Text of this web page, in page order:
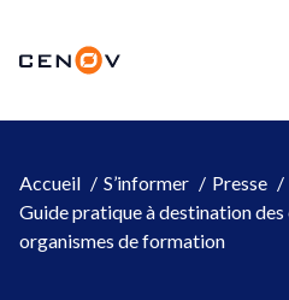
contenu
CENOV
Accueil S’informer
Presse
Guide pratique à destination
organismes de formation